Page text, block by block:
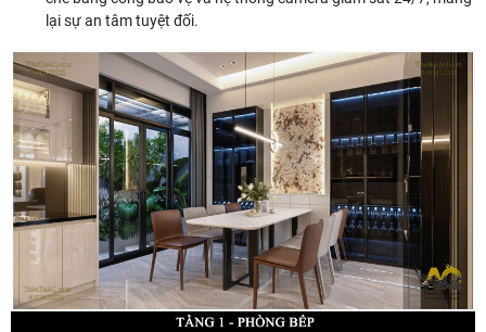
lại sự an tâm tuyệt đối.